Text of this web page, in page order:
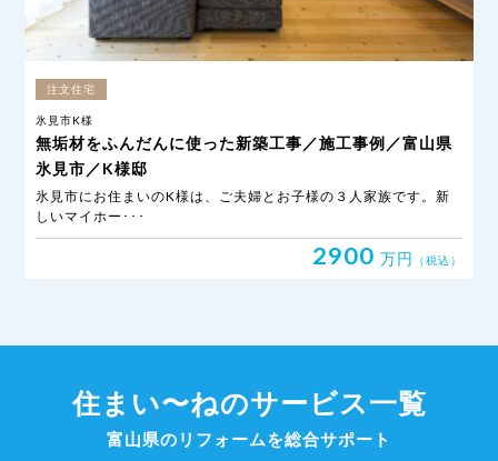
注文住宅
氷見市K様
無垢材をふんだんに使った新築工事／施工事例／富山県
氷見市／K様邸
氷見市にお住まいのK様は、ご夫婦とお子様の３人家族です。新
しいマイホー･･･
2900 万円 （税込）
住まい〜ねのサービス一覧
富山県のリフォームを総合サポート